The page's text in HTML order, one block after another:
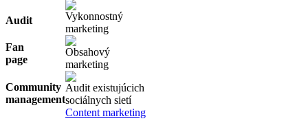
Audit
Fan
page
Community
management
Vykonnostný
marketing
Obsahový
marketing
Audit existujúcich
sociálnych sietí
Content marketing